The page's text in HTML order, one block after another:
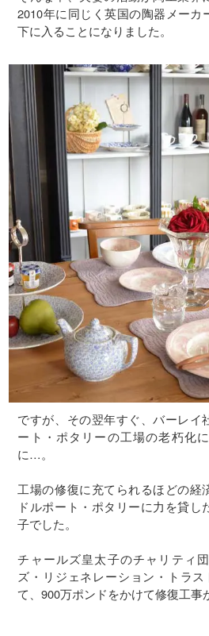
2010年に同じく英国の陶器メーカ
下に入ることになりました。
ですが、その翌年すぐ、バーレイ
ート・ポタリーの工場の老朽化
に…。
工場の修復に充てられるほどの経
ドルポート・ポタリーに力を貸
子でした。
チャールズ皇太子のチャリティ
ズ・リジェネレーション・トラ
て、900万ポンドをかけて修復工事